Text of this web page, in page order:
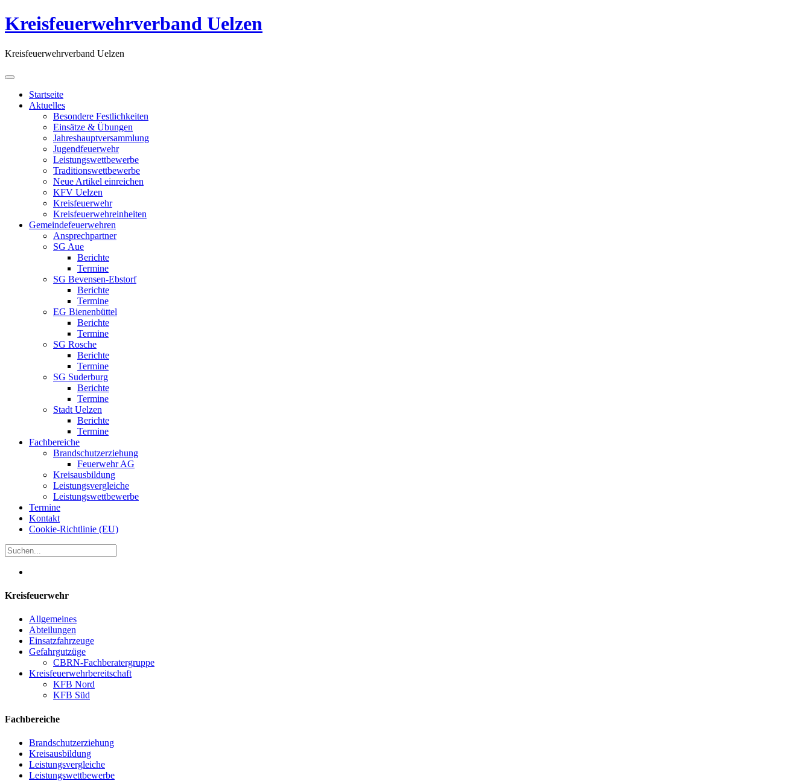
Kreisfeuerwehrverband Uelzen
Kreisfeuerwehrverband Uelzen
Startseite
Aktuelles
Besondere Festlichkeiten
Einsätze & Übungen
Jahreshauptversammlung
Jugendfeuerwehr
Leistungswettbewerbe
Traditionswettbewerbe
Neue Artikel einreichen
KFV Uelzen
Kreisfeuerwehr
Kreisfeuerwehreinheiten
Gemeindefeuerwehren
Ansprechpartner
SG Aue
Berichte
Termine
SG Bevensen-Ebstorf
Berichte
Termine
EG Bienenbüttel
Berichte
Termine
SG Rosche
Berichte
Termine
SG Suderburg
Berichte
Termine
Stadt Uelzen
Berichte
Termine
Fachbereiche
Brandschutzerziehung
Feuerwehr AG
Kreisausbildung
Leistungsvergleiche
Leistungswettbewerbe
Termine
Kontakt
Cookie-Richtlinie (EU)
Kreisfeuerwehr
Allgemeines
Abteilungen
Einsatzfahrzeuge
Gefahrgutzüge
CBRN-Fachberatergruppe
Kreisfeuerwehrbereitschaft
KFB Nord
KFB Süd
Fachbereiche
Brandschutzerziehung
Kreisausbildung
Leistungsvergleiche
Leistungswettbewerbe